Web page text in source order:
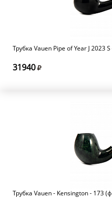
Трубка Vauen Pipe of Year J 2023
31940
Трубка Vauen - Kensington - 173